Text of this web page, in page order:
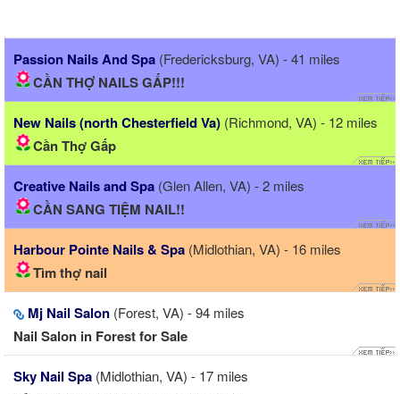
Passion Nails And Spa (Fredericksburg, VA) - 41 miles
CẦN THỢ NAILS GẤP!!!
New Nails (north Chesterfield Va) (Richmond, VA) - 12 miles
Cần Thợ Gấp
Creative Nails and Spa (Glen Allen, VA) - 2 miles
CẦN SANG TIỆM NAIL!!
Harbour Pointe Nails & Spa (Midlothian, VA) - 16 miles
Tìm thợ nail
Mj Nail Salon (Forest, VA) - 94 miles
Nail Salon in Forest for Sale
Sky Nail Spa (Midlothian, VA) - 17 miles